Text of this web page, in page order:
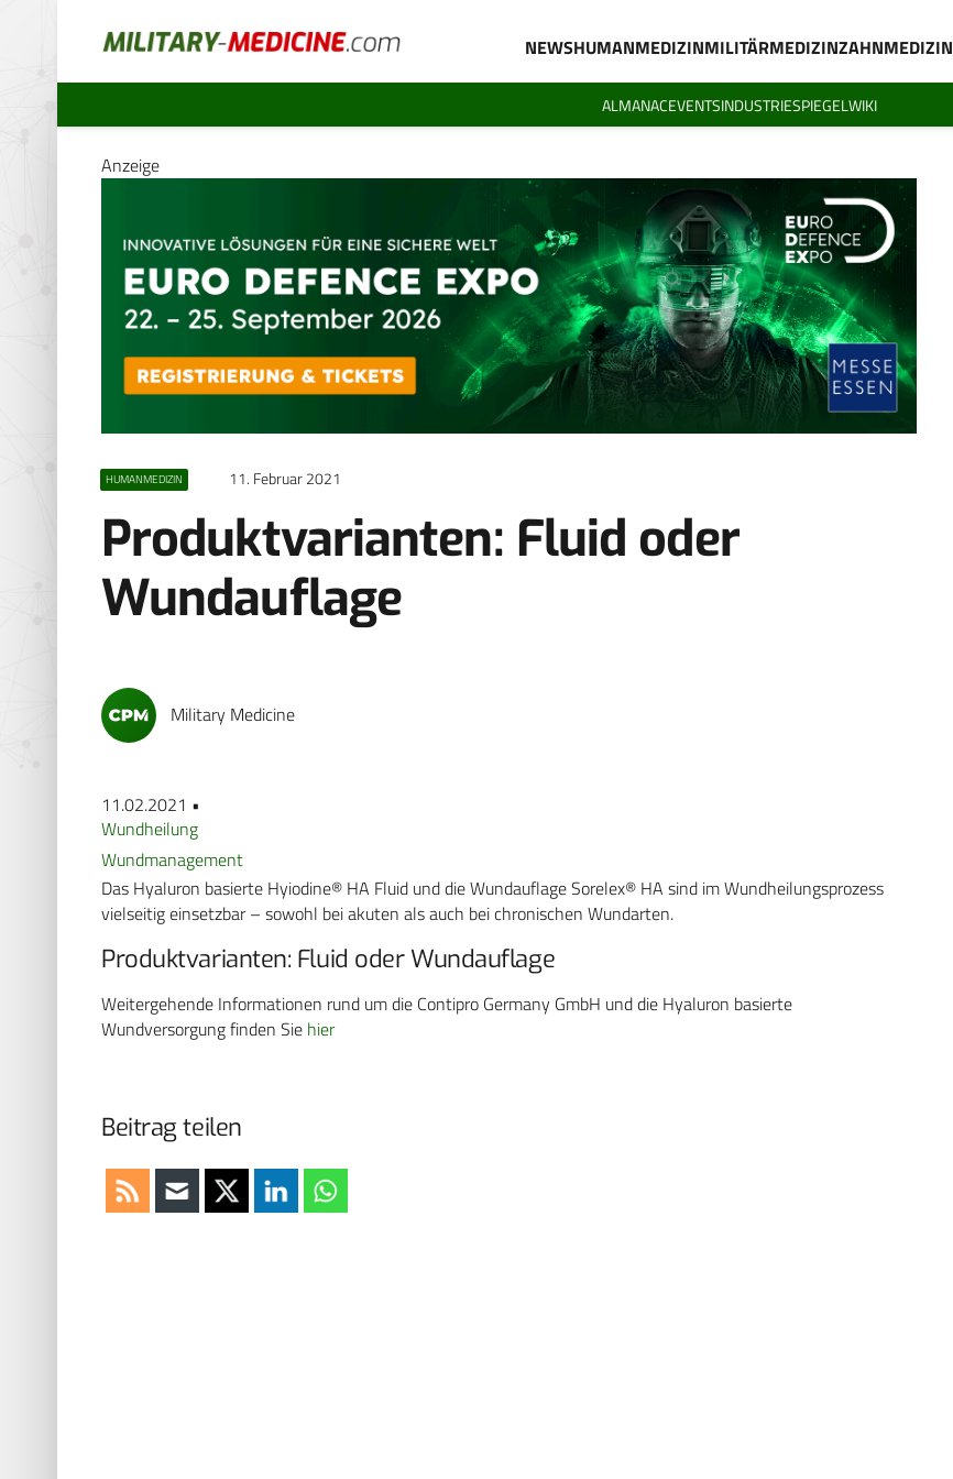
NEWSHUMANMEDIZINMILITÄRMEDIZINZAHNMEDIZIN
ALMANACEVENTSINDUSTRIESPIEGELWIKI
Anzeige
HUMANMEDIZIN 11. Februar 2021
Produktvarianten: Fluid oder
Wundauflage
Military Medicine
11.02.2021 •
Wundheilung
Wundmanagement
Das Hyaluron basierte Hyiodine® HA Fluid und die Wundauflage Sorelex® HA sind im Wundheilungsprozess
vielseitig einsetzbar – sowohl bei akuten als auch bei chronischen Wundarten.
Produktvarianten: Fluid oder Wundauflage
Weitergehende Informationen rund um die Contipro Germany GmbH und die Hyaluron basierte
Wundversorgung finden Sie hier
Beitrag teilen